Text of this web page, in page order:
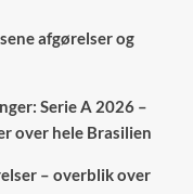
afgørelser og
Serie A 2026 –
over hele Brasilien
– overblik over